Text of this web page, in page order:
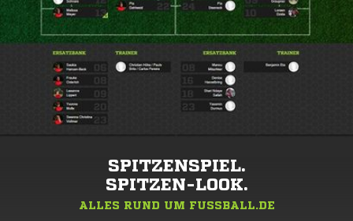
SPITZENSPIEL.
SPITZEN-LOOK.
ALLES RUND UM FUSSBALL.DE